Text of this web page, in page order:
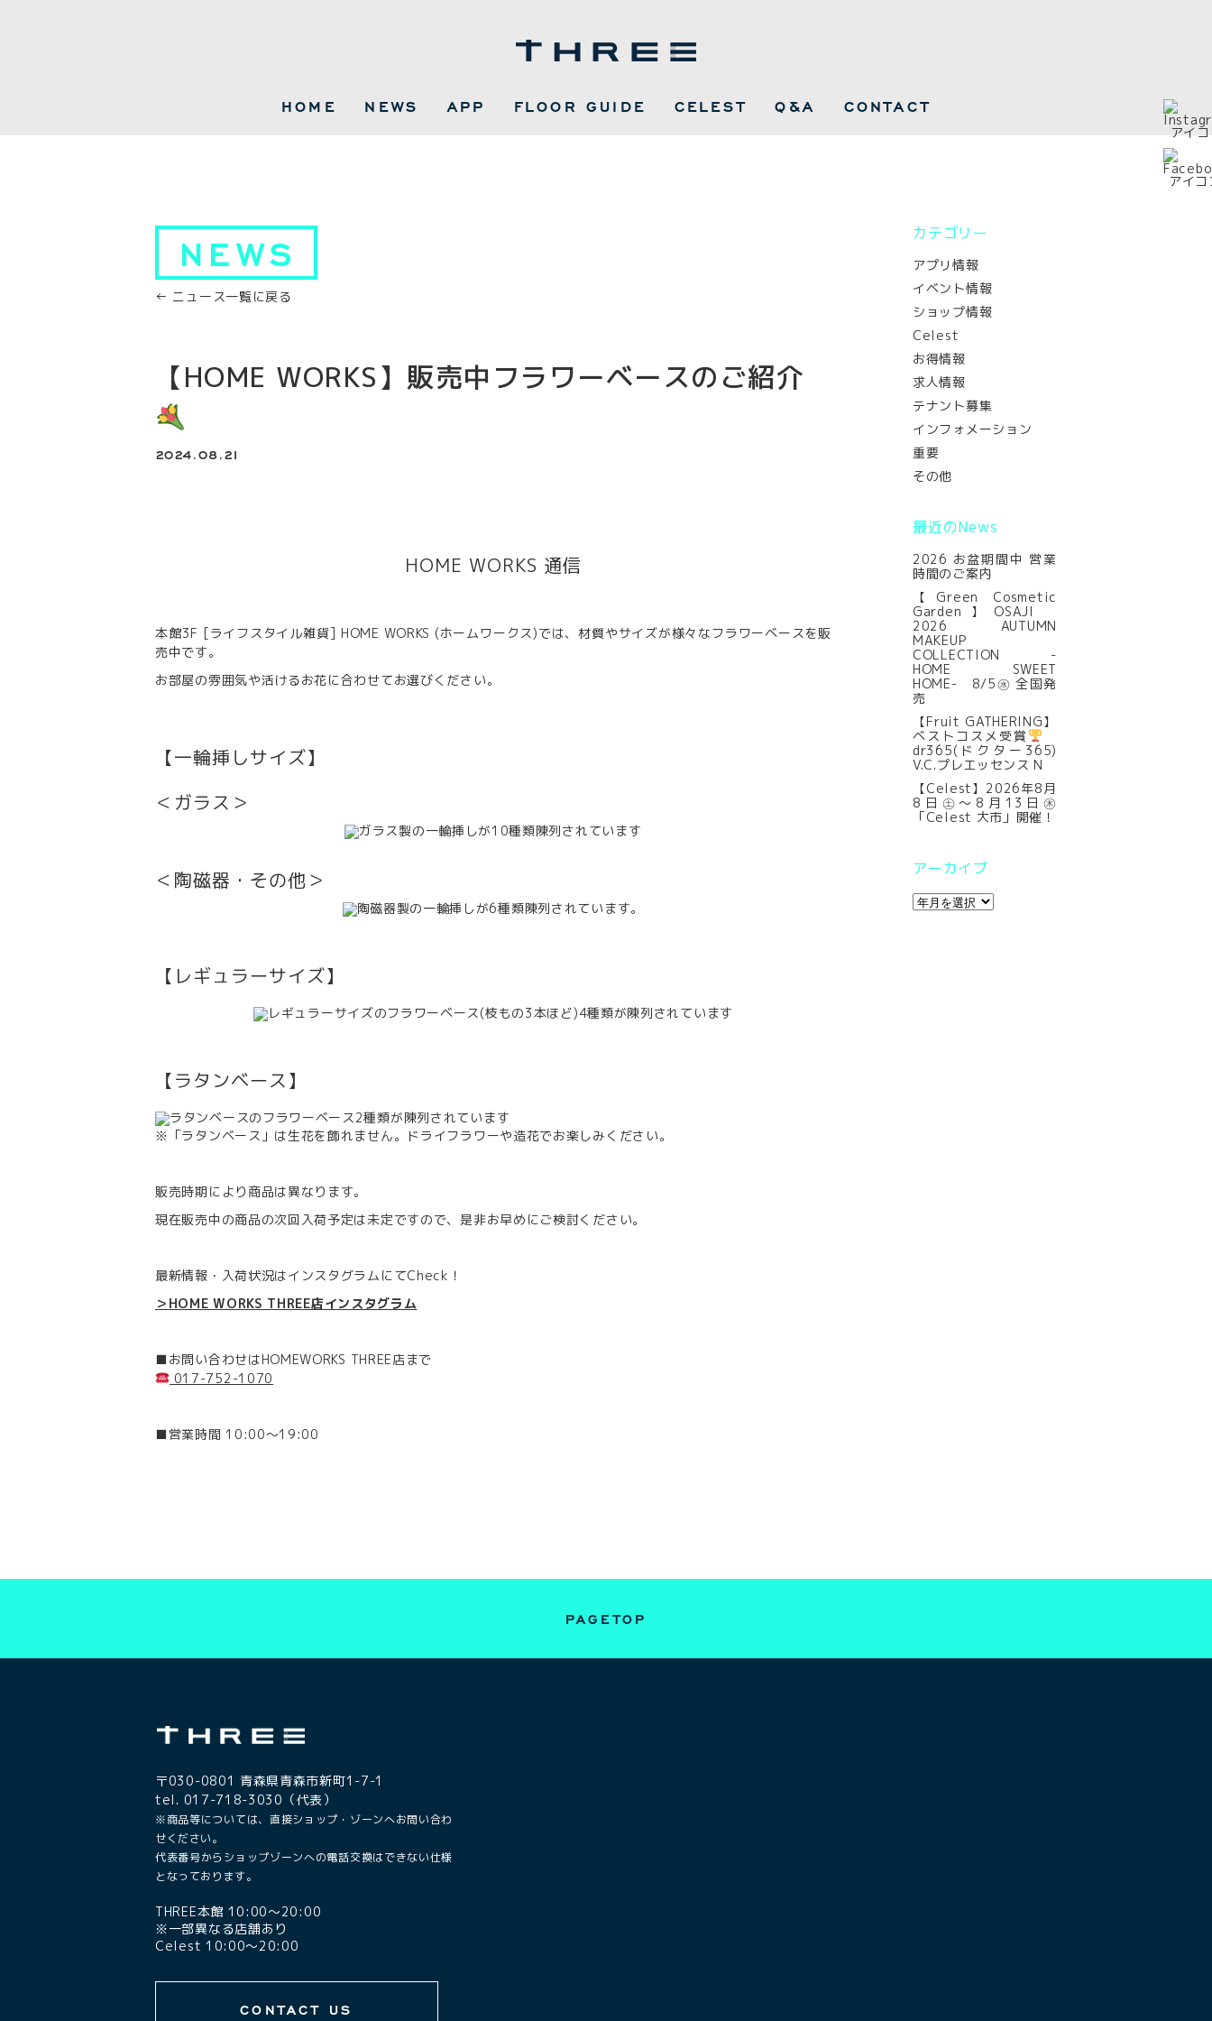
HOME NEWS APP FLOOR GUIDE CELEST Q&A CONTACT
NEWS
← ニュース一覧に戻る
【HOME WORKS】販売中フラワーベースのご紹介
2024.08.21
HOME WORKS 通信
本館3F [ライフスタイル雑貨] HOME WORKS (ホームワークス)では、材質やサイズが様々なフラワーベースを販
売中です。
お部屋の雰囲気や活けるお花に合わせてお選びください。
【一輪挿しサイズ】
＜ガラス＞
＜陶磁器・その他＞
【レギュラーサイズ】
【ラタンベース】
※「ラタンベース」は生花を飾れません。ドライフラワーや造花でお楽しみください。
販売時期により商品は異なります。
現在販売中の商品の次回入荷予定は未定ですので、是非お早めにご検討ください。
最新情報・入荷状況はインスタグラムにてCheck！
＞HOME WORKS THREE店インスタグラム
■お問い合わせはHOMEWORKS THREE店まで
017-752-1070
■営業時間 10:00～19:00
カテゴリー
アプリ情報
イベント情報
ショップ情報
Celest
お得情報
求人情報
テナント募集
インフォメーション
重要
その他
最近のNews
2026 お盆期間中 営業
時間のご案内
【Green Cosmetic
Garden】OSAJI
2026 AUTUMN
MAKEUP
COLLECTION -
HOME SWEET
HOME- 8/5㊌ 全国発
売
【Fruit GATHERING】
ベストコスメ受賞
dr365(ドクター365)
V.C.プレエッセンス N
【Celest】2026年8月
8日㊏～8月13日㊍
「Celest 大市」開催！
アーカイブ
PAGETOP
〒030-0801 青森県青森市新町1-7-1
tel. 017-718-3030（代表）
※商品等については、直接ショップ・ゾーンへお問い合わ
せください。
代表番号からショップゾーンへの電話交換はできない仕様
となっております。
THREE本館 10:00〜20:00
※一部異なる店舗あり
Celest 10:00〜20:00
CONTACT US